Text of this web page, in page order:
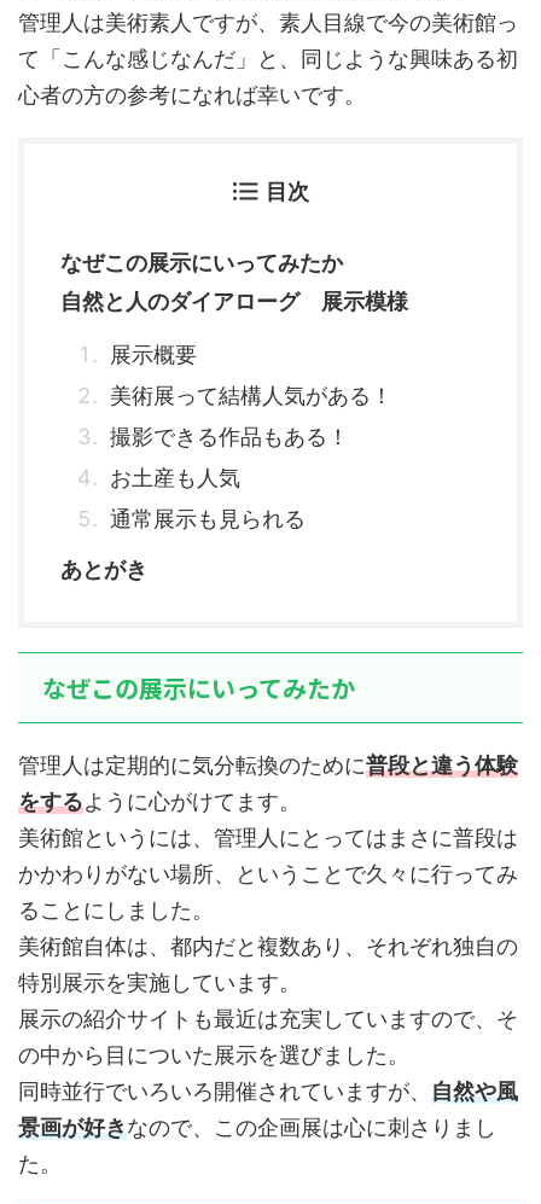
管理人は美術素人ですが、素人目線で今の美術館っ
て「こんな感じなんだ」と、同じような興味ある初
心者の方の参考になれば幸いです。
目次
なぜこの展示にいってみたか
自然と人のダイアローグ 展示模様
展示概要
美術展って結構人気がある！
撮影できる作品もある！
お土産も人気
通常展示も見られる
あとがき
なぜこの展示にいってみたか
管理人は定期的に気分転換のために普段と違う体験
をするように心がけてます。
美術館というには、管理人にとってはまさに普段は
かかわりがない場所、ということで久々に行ってみ
ることにしました。
美術館自体は、都内だと複数あり、それぞれ独自の
特別展示を実施しています。
展示の紹介サイトも最近は充実していますので、そ
の中から目についた展示を選びました。
同時並行でいろいろ開催されていますが、 自然や風
景画が好きなので、この企画展は心に刺さりまし
た。